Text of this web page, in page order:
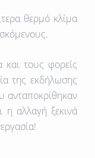
θερμό κλίμα
τους φορείς
της εκδήλωσης
ανταποκρίθηκαν
η αλλαγή ξεκινά